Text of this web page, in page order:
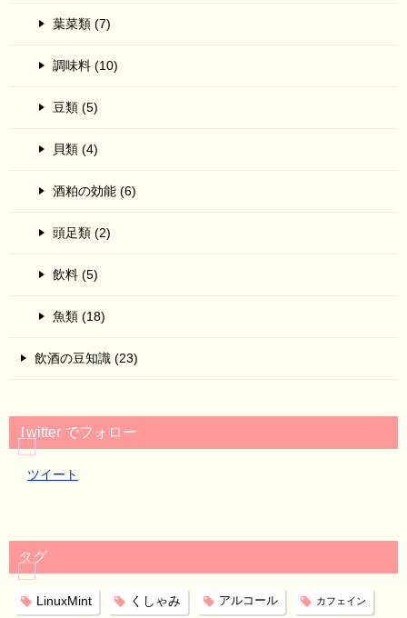
葉菜類 (7)
調味料 (10)
豆類 (5)
貝類 (4)
酒粕の効能 (6)
頭足類 (2)
飲料 (5)
魚類 (18)
飲酒の豆知識 (23)
Twitter でフォロー
ツイート
タグ
LinuxMint くしゃみ アルコール カフェイン